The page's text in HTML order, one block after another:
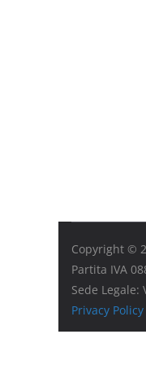
Copyright ©
Partita IVA
Sede
Privacy Policy